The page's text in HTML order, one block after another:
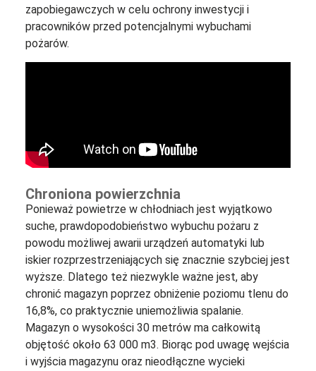
zapobiegawczych w celu ochrony inwestycji i
pracowników przed potencjalnymi wybuchami
pożarów.
Chroniona powierzchnia
Ponieważ powietrze w chłodniach jest wyjątkowo
suche, prawdopodobieństwo wybuchu pożaru z
powodu możliwej awarii urządzeń automatyki lub
iskier rozprzestrzeniających się znacznie szybciej jest
wyższe. Dlatego też niezwykle ważne jest, aby
chronić magazyn poprzez obniżenie poziomu tlenu do
16,8%, co praktycznie uniemożliwia spalanie.
Magazyn o wysokości 30 metrów ma całkowitą
objętość około 63 000 m3. Biorąc pod uwagę wejścia
i wyjścia magazynu oraz nieodłączne wycieki